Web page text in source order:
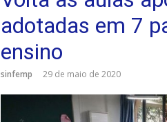
adotadas em 7
ensino
sinfemp 29 de maio de 2020